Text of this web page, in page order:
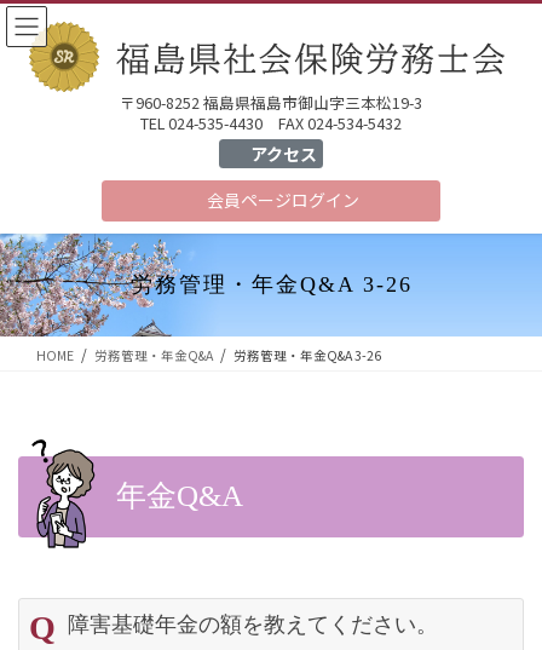
コ
ン
ッ
プ
ナ
ビ
移
動
〒960-8252 福島県福島市御山字三本松19-3
TEL 024-535-4430 FAX 024-534-5432
アクセス
会員ページログイン
労務管理・年金Q&A 3-26
HOME 労務管理・年金Q&A 労務管理・年金Q&A 3-26
年金Q&A
障害基礎年金の額を教えてください。